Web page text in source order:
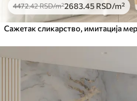
4472.42RSD/m²2683 .45 RSD/m²